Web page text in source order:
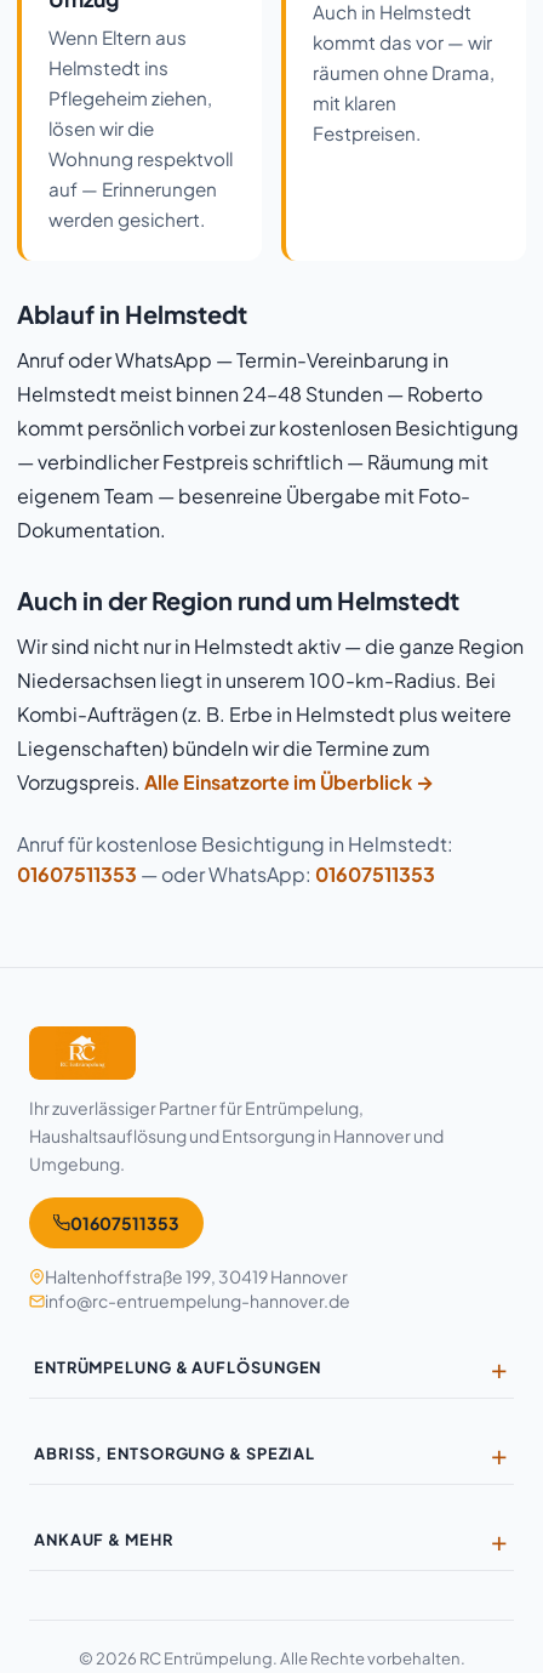
Wenn Eltern aus
Helmstedt ins
Pflegeheim ziehen,
lösen wir die
Wohnung respektvoll
auf — Erinnerungen
werden gesichert.
Auch in Helmstedt
kommt das vor — wir
räumen ohne Drama,
mit klaren
Festpreisen.
Ablauf in Helmstedt
Anruf oder WhatsApp — Termin-Vereinbarung in
Helmstedt meist binnen 24–48 Stunden — Roberto
kommt persönlich vorbei zur kostenlosen Besichtigung
— verbindlicher Festpreis schriftlich — Räumung mit
eigenem Team — besenreine Übergabe mit Foto-
Dokumentation.
Auch in der Region rund um Helmstedt
Wir sind nicht nur in Helmstedt aktiv — die ganze Region
Niedersachsen liegt in unserem 100-km-Radius. Bei
Kombi-Aufträgen (z. B. Erbe in Helmstedt plus weitere
Liegenschaften) bündeln wir die Termine zum
Vorzugspreis. Alle Einsatzorte im Überblick →
Anruf für kostenlose Besichtigung in Helmstedt:
01607511353 — oder WhatsApp: 01607511353
Ihr zuverlässiger Partner für Entrümpelung,
Haushaltsauflösung und Entsorgung in Hannover und
Umgebung.
01607511353
Haltenhoffstraße 199, 30419 Hannover
info@rc-entruempelung-hannover.de
ENTRÜMPELUNG & AUFLÖSUNGEN
Haushaltsauflösung
Büroräumung
ABRISS, ENTSORGUNG & SPEZIAL
Hausabriss
ANKAUF & MEHR
© 2026 RC Entrümpelung. Alle Rechte vorbehalten.